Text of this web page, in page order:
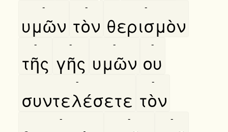
υμῶν
-
τὸν
-
θερισμὸν
-
τῆς
-
γῆς
-
υμῶν
-
ου
-
συντελέσετε
-
τὸν
-
- - -